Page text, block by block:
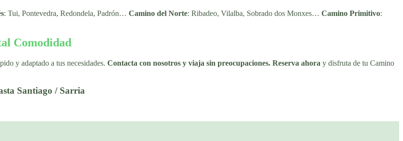
: Tui, Pontevedra, Redondela, Padrón… Camino del Norte: Ribadeo, Vilalba, Sobrado dos Monxes… Camino Primitivo:
Comodidad
y adaptado a tus necesidades. Contacta con nosotros y viaja sin preocupaciones. Reserva ahora y disfruta de tu Camino
Santiago / Sarria